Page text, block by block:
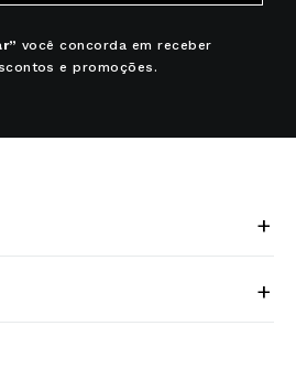
você concorda em receber
e promoções.
+
+